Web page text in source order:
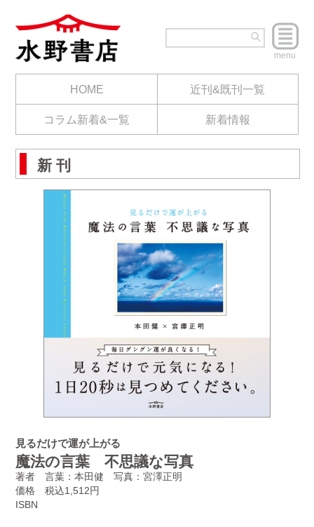
menu
HOME 近刊&既刊一覧
コラム新着&一覧 新着情報
新 刊
見るだけで運が上がる
魔法の言葉 不思議な写真
著者 言葉：本田健 写真：宮澤正明
価格 税込1,512円
ISBN